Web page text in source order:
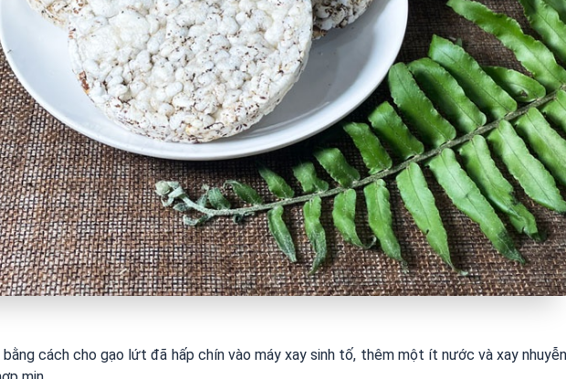
cách cho gạo lứt đã hấp chín vào máy xay sinh tố, thêm một ít nước và xay